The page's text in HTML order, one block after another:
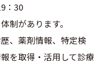
：30
制があります。
、薬剤情報、特定検
を取得・活用して診療